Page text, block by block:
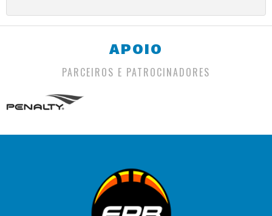
APOIO
PARCEIROS E PATROCINADORES